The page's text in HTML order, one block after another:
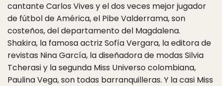
cantante Carlos Vives y el dos veces mejor jugador
de fútbol de América, el Pibe Valderrama, son
costeños, del departamento del Magdalena.
Shakira, la famosa actriz Sofía Vergara, la editora de
revistas Nina García, la diseñadora de modas Silvia
Tcherasi y la segunda Miss Universo colombiana,
Paulina Vega, son todas barranquilleras. Y la casi Miss